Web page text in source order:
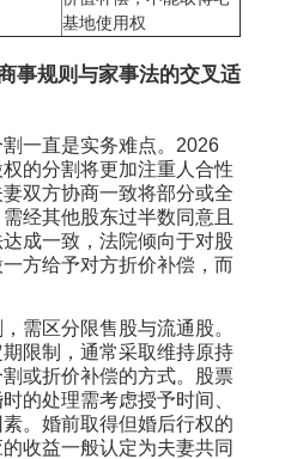
基地使用权
事规则与家事法的交叉适
一直是实务难点。2026
的分割将更加注重人合性
双方协商一致将部分或全
经其他股东过半数同意且
成一致，法院倾向于对股
方给予对方折价补偿，而
需区分限售股与流通股。
限制，通常采取维持原持
或折价补偿的方式。股票
的处理需考虑授予时间、
。婚前取得但婚后行权的
收益一般认定为夫妻共同